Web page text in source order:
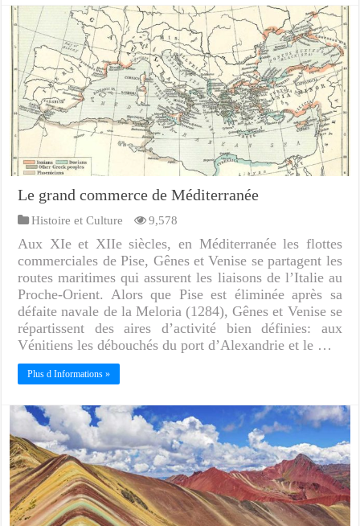
Le grand commerce de Méditerranée
Histoire et Culture 9,578
Aux XIe et XIIe siècles, en Méditerranée les flottes
commerciales de Pise, Gênes et Venise se partagent les
routes maritimes qui assurent les liaisons de l’Italie au
Proche-Orient. Alors que Pise est éliminée après sa
défaite navale de la Meloria (1284), Gênes et Venise se
répartissent des aires d’activité bien définies: aux
Vénitiens les débouchés du port d’Alexandrie et le …
Plus d Informations »